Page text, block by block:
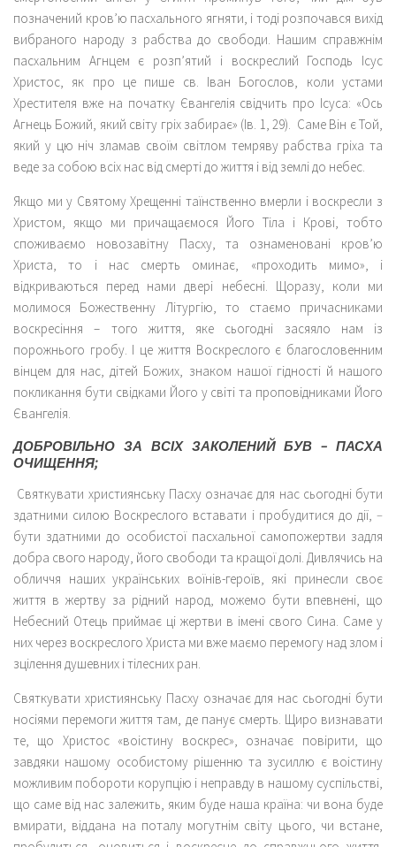
позначений кров’ю пасхального ягняти, і тоді розпочався вихід
вибраного народу з рабства до свободи. Нашим справжнім
пасхальним Агнцем є розп’ятий і воскреслий Господь Ісус
Христос, як про це пише св. Іван Богослов, коли устами
Хрестителя вже на початку Євангелія свідчить про Ісуса: «Ось
Агнець Божий, який світу гріх забирає» (Ів. 1, 29). Саме Він є Той,
який у цю ніч зламав своїм світлом темряву рабства гріха та
веде за собою всіх нас від смерті до життя і від землі до небес.
Якщо ми у Святому Хрещенні таїнственно вмерли і воскресли з
Христом, якщо ми причащаємося Його Тіла і Крові, тобто
споживаємо новозавітну Пасху, та ознаменовані кров’ю
Христа, то і нас смерть оминає, «проходить мимо», і
відкриваються перед нами двері небесні. Щоразу, коли ми
молимося Божественну Літургію, то стаємо причасниками
воскресіння – того життя, яке сьогодні засяяло нам із
порожнього гробу. І це життя Воскреслого є благословенним
вінцем для нас, дітей Божих, знаком нашої гідності й нашого
покликання бути свідками Його у світі та проповідниками Його
Євангелія.
ДОБРОВІЛЬНО ЗА ВСІХ ЗАКОЛЕНИЙ БУВ – ПАСХА
ОЧИЩЕННЯ;
Святкувати християнську Пасху означає для нас сьогодні бути
здатними силою Воскреслого вставати і пробудитися до дії, –
бути здатними до особистої пасхальної самопожертви задля
добра свого народу, його свободи та кращої долі. Дивлячись на
обличчя наших українських воїнів-героїв, які принесли своє
життя в жертву за рідний народ, можемо бути впевнені, що
Небесний Отець приймає ці жертви в імені свого Сина. Саме у
них через воскреслого Христа ми вже маємо перемогу над злом і
зцілення душевних і тілесних ран.
Святкувати християнську Пасху означає для нас сьогодні бути
носіями перемоги життя там, де панує смерть. Щиро визнавати
те, що Христос «воістину воскрес», означає повірити, що
завдяки нашому особистому рішенню та зусиллю є воістину
можливим побороти корупцію і неправду в нашому суспільстві,
що саме від нас залежить, яким буде наша країна: чи вона буде
вмирати, віддана на поталу могутнім світу цього, чи встане,